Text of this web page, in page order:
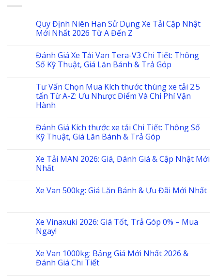
Quy Định Niên Hạn Sử Dụng Xe Tải Cập Nhật
Mới Nhất 2026 Từ A Đến Z
Đánh Giá Xe Tải Van Tera-V3 Chi Tiết: Thông
Số Kỹ Thuật, Giá Lăn Bánh & Trả Góp
Tư Vấn Chọn Mua Kích thước thùng xe tải 2.5
tấn Từ A-Z: Ưu Nhược Điểm Và Chi Phí Vận
Hành
Đánh Giá Kích thước xe tải Chi Tiết: Thông Số
Kỹ Thuật, Giá Lăn Bánh & Trả Góp
Xe Tải MAN 2026: Giá, Đánh Giá & Cập Nhật Mới
Nhất
Xe Van 500kg: Giá Lăn Bánh & Ưu Đãi Mới Nhất
Xe Vinaxuki 2026: Giá Tốt, Trả Góp 0% – Mua
Ngay!
Xe Van 1000kg: Bảng Giá Mới Nhất 2026 &
Đánh Giá Chi Tiết